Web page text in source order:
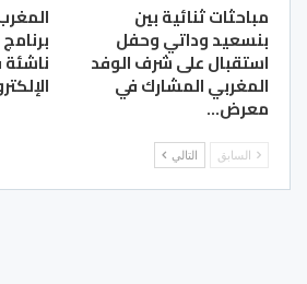
مباحثات ثنائية بين
بنسعيد وداتي وحفل
استقبال على شرف الوفد
المغربي المشارك في
معرض…
السابق التالي